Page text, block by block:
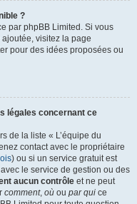
?
par phpBB Limited. Si vous
ajoutée, visitez la page
pour des idées proposées ou
légales concernant ce
de la liste « L’équipe du
contact avec le propriétaire
) ou si un service gratuit est
le service de gestion ou des
aucun contrôle et ne peut
comment, où ou par qui ce